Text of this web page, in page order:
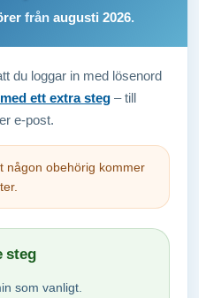
från augusti 2026.
du loggar in med lösenord
ett extra steg – till
e-post.
någon obehörig kommer
steg
som vanligt.